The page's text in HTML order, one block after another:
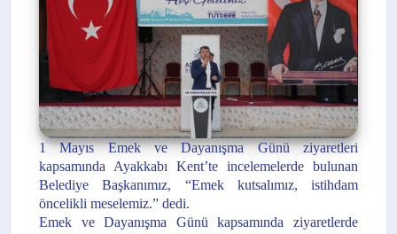
1 Mayıs Emek ve Dayanışma Günü ziyaretleri
kapsamında Ayakkabı Kent’te incelemelerde bulunan
Belediye Başkanımız, “Emek kutsalımız, istihdam
öncelikli meselemiz.” dedi.
Emek ve Dayanışma Günü kapsamında ziyaretlerde